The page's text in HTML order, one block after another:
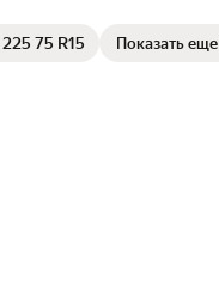
75 R15 Показать еще